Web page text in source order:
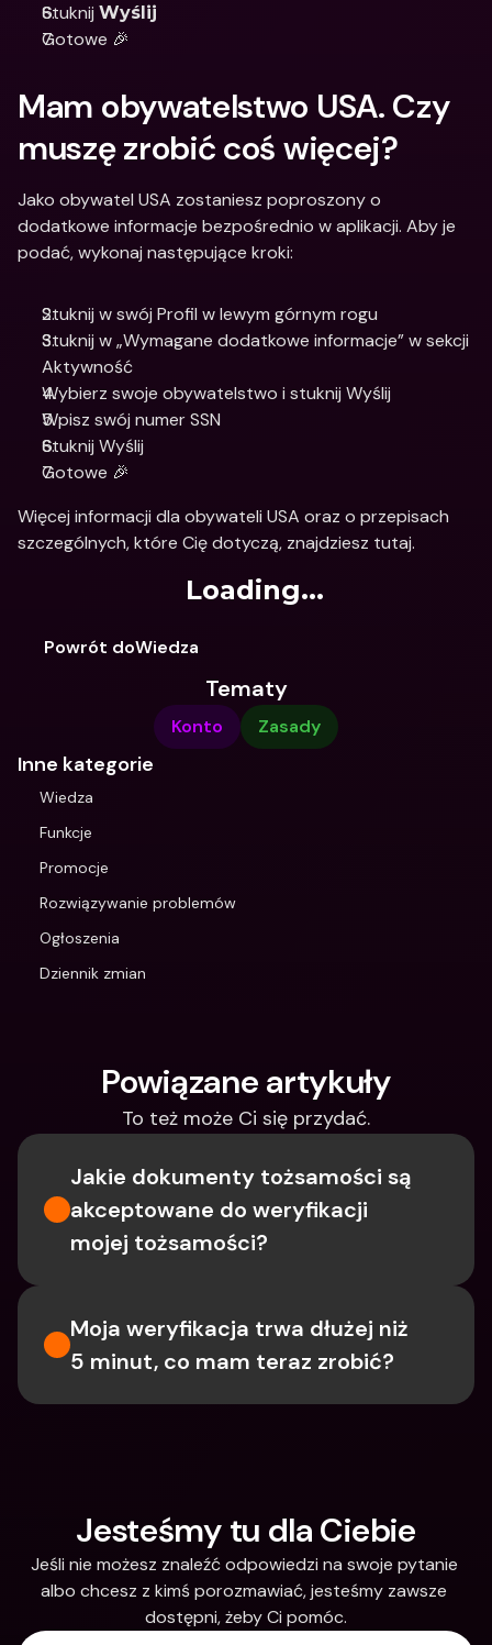
Stuknij Wyślij
Gotowe 🎉
Mam obywatelstwo USA. Czy
muszę zrobić coś więcej?
Jako obywatel USA zostaniesz poproszony o
dodatkowe informacje bezpośrednio w aplikacji. Aby je
podać, wykonaj następujące kroki:
Stuknij w swój Profil w lewym górnym rogu
Stuknij w „Wymagane dodatkowe informacje” w sekcji
Aktywność
Wybierz swoje obywatelstwo i stuknij Wyślij
Wpisz swój numer SSN
Stuknij Wyślij
Gotowe 🎉
Więcej informacji dla obywateli USA oraz o przepisach
szczególnych, które Cię dotyczą, znajdziesz tutaj.
Loading...
Powrót doWiedza
Tematy
Konto Zasady
Inne kategorie
Wiedza
Funkcje
Promocje
Rozwiązywanie problemów
Ogłoszenia
Dziennik zmian
Powiązane artykuły
To też może Ci się przydać.
Jakie dokumenty tożsamości są
akceptowane do weryfikacji
mojej tożsamości?
Moja weryfikacja trwa dłużej niż
5 minut, co mam teraz zrobić?
Jesteśmy tu dla Ciebie
Jeśli nie możesz znaleźć odpowiedzi na swoje pytanie
albo chcesz z kimś porozmawiać, jesteśmy zawsze
dostępni, żeby Ci pomóc.